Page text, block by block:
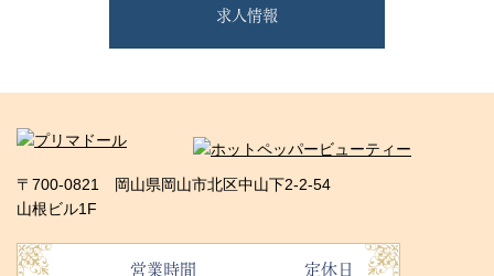
求人情報
〒700-0821 岡山県岡山市北区中山下2-2-54
山根ビル1F
営業時間 定休日